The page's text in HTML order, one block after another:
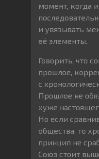
момент, когда
и увязывать
её элементы.
Говорить, что
прошлое,
с
Прошлое не
хуже
Но если
общества, то
принцип не
Союз стоит